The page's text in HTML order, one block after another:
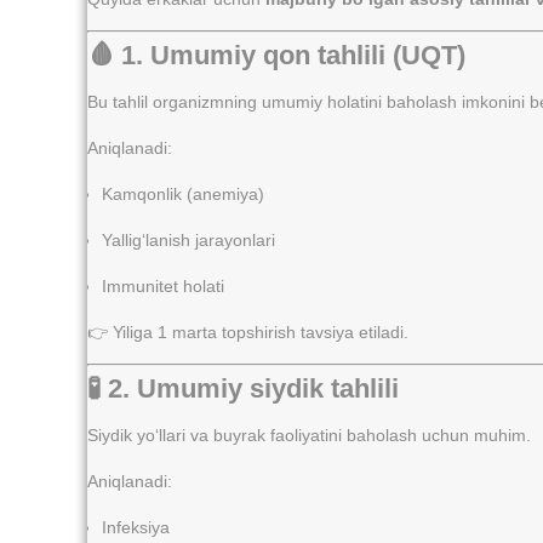
🩸 1. Umumiy qon tahlili (UQT)
Bu tahlil organizmning umumiy holatini baholash imkonini
Aniqlanadi:
Kamqonlik (anemiya)
Yallig‘lanish jarayonlari
Immunitet holati
👉 Yiliga 1 marta topshirish tavsiya etiladi.
🧪 2. Umumiy siydik tahlili
Siydik yo‘llari va buyrak faoliyatini baholash uchun muhim.
Aniqlanadi:
Infeksiya